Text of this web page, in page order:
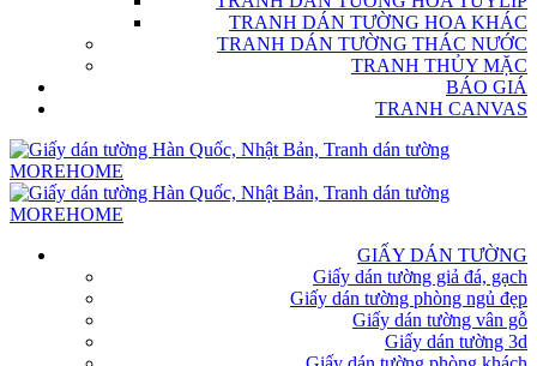
TRANH DÁN TƯỜNG HOA KHÁC
TRANH DÁN TƯỜNG THÁC NƯỚC
TRANH THỦY MẶC
BÁO GIÁ
TRANH CANVAS
GIẤY DÁN TƯỜNG
Giấy dán tường giả đá, gạch
Giấy dán tường phòng ngủ đẹp
Giấy dán tường vân gỗ
Giấy dán tường 3d